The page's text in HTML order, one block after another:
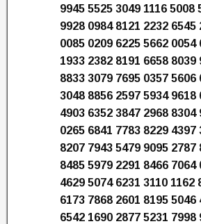
9945 5525 3049 1116 5008
9928 0984 8121 2232 6545
0085 0209 6225 5662 0054
1933 2382 8191 6658 8039
8833 3079 7695 0357 5606
3048 8856 2597 5934 9618
4903 6352 3847 2968 8304
0265 6841 7783 8229 4397
8207 7943 5479 9095 2787
8485 5979 2291 8466 7064
4629 5074 6231 3110 1162
6173 7868 2601 8195 5046
6542 1690 2877 5231 7998